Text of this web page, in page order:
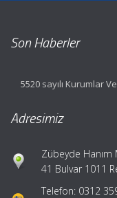
Son Haberler
5520 sayılı Kurumlar
Adresimiz
Zübeyde
41 Bulvar 1011
Telefon: 0312